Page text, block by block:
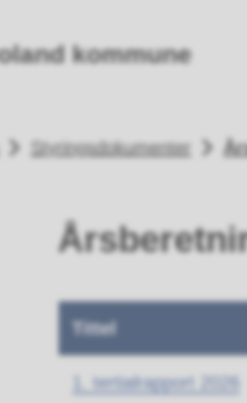
Styringsdokumenter
Tittel
1. tertialrapport 2026